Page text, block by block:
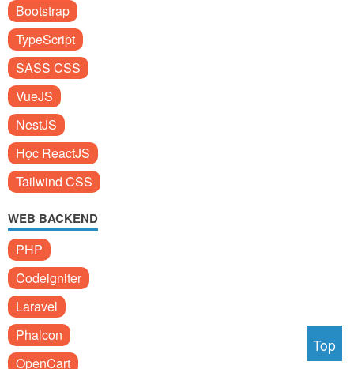
Bootstrap
TypeScript
SASS CSS
VueJS
NestJS
Học ReactJS
Tailwind CSS
WEB BACKEND
PHP
Codeigniter
Laravel
Phalcon
OpenCart
Top